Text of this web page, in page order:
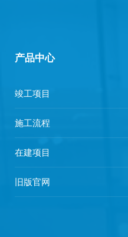
产品中心
竣工项目
施工流程
在建项目
旧版官网